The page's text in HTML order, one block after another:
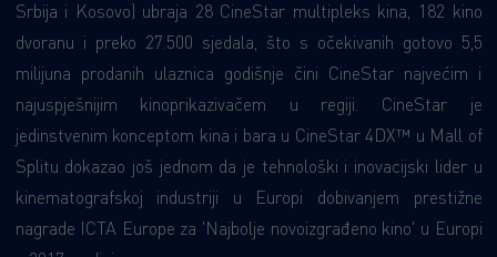
Srbija i Kosovo) ubraja 28 CineStar multipleks kina, 182 kino
dvoranu i preko 27.500 sjedala, što s očekivanih gotovo 5,5
milijuna prodanih ulaznica godišnje čini CineStar najvećim i
najuspješnijim kinoprikazivačem u regiji. CineStar je
jedinstvenim konceptom kina i bara u CineStar 4DX™ u Mall of
Splitu dokazao još jednom da je tehnološki i inovacijski lider u
kinematografskoj industriji u Europi dobivanjem prestižne
nagrade ICTA Europe za 'Najbolje novoizgrađeno kino' u Europi